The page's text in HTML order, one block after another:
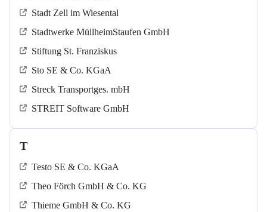
Stadt Zell im Wiesental
Stadtwerke MüllheimStaufen GmbH
Stiftung St. Franziskus
Sto SE & Co. KGaA
Streck Transportges. mbH
STREIT Software GmbH
T
Testo SE & Co. KGaA
Theo Förch GmbH & Co. KG
Thieme GmbH & Co. KG